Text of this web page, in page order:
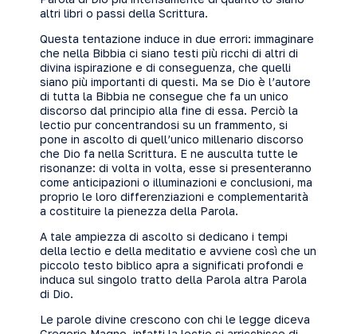
altri libri o passi della Scrittura.
Questa tentazione induce in due errori: immaginare
che nella Bibbia ci siano testi più ricchi di altri di
divina ispirazione e di conseguenza, che quelli
siano più importanti di questi. Ma se Dio è l’autore
di tutta la Bibbia ne consegue che fa un unico
discorso dal principio alla fine di essa. Perciò la
lectio pur concentrandosi su un frammento, si
pone in ascolto di quell’unico millenario discorso
che Dio fa nella Scrittura. E ne ausculta tutte le
risonanze: di volta in volta, esse si presenteranno
come anticipazioni o illuminazioni e conclusioni, ma
proprio le loro differenziazioni e complementarità
a costituire la pienezza della Parola.
A tale ampiezza di ascolto si dedicano i tempi
della lectio e della meditatio e avviene così che un
piccolo testo biblico apra a significati profondi e
induca sul singolo tratto della Parola altra Parola
di Dio.
Le parole divine crescono con chi le legge diceva